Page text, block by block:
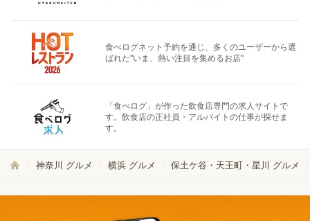
食べログネット予約を通じ、多くのユーザーから選
ばれた"いま、熱い注目を集めるお店"
「食べログ」が作った飲食店専門の求人サイトで
す。飲食店の正社員・アルバイトの仕事が探せま
す。
神奈川 グルメ 横浜 グルメ 保土ケ谷・天王町・星川 グルメ